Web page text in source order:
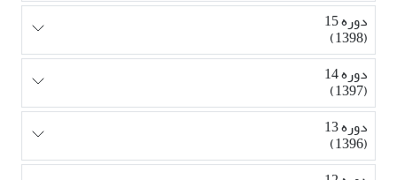
دوره 15
(1398)
دوره 14
(1397)
دوره 13
(1396)